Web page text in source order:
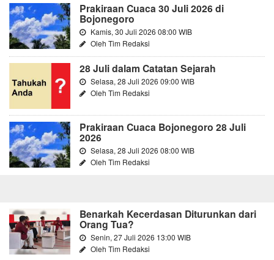
Prakiraan Cuaca 30 Juli 2026 di
Bojonegoro
Kamis, 30 Juli 2026 08:00 WIB
Oleh Tim Redaksi
28 Juli dalam Catatan Sejarah
Selasa, 28 Juli 2026 09:00 WIB
Oleh Tim Redaksi
Prakiraan Cuaca Bojonegoro 28 Juli
2026
Selasa, 28 Juli 2026 08:00 WIB
Oleh Tim Redaksi
Benarkah Kecerdasan Diturunkan dari
Orang Tua?
Senin, 27 Juli 2026 13:00 WIB
Oleh Tim Redaksi